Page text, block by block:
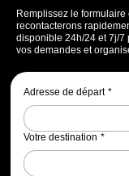
Remplissez le
recontacterons
disponible 24h/24 et 7j/7
vos demandes et
Adresse de départ *
Votre destination *